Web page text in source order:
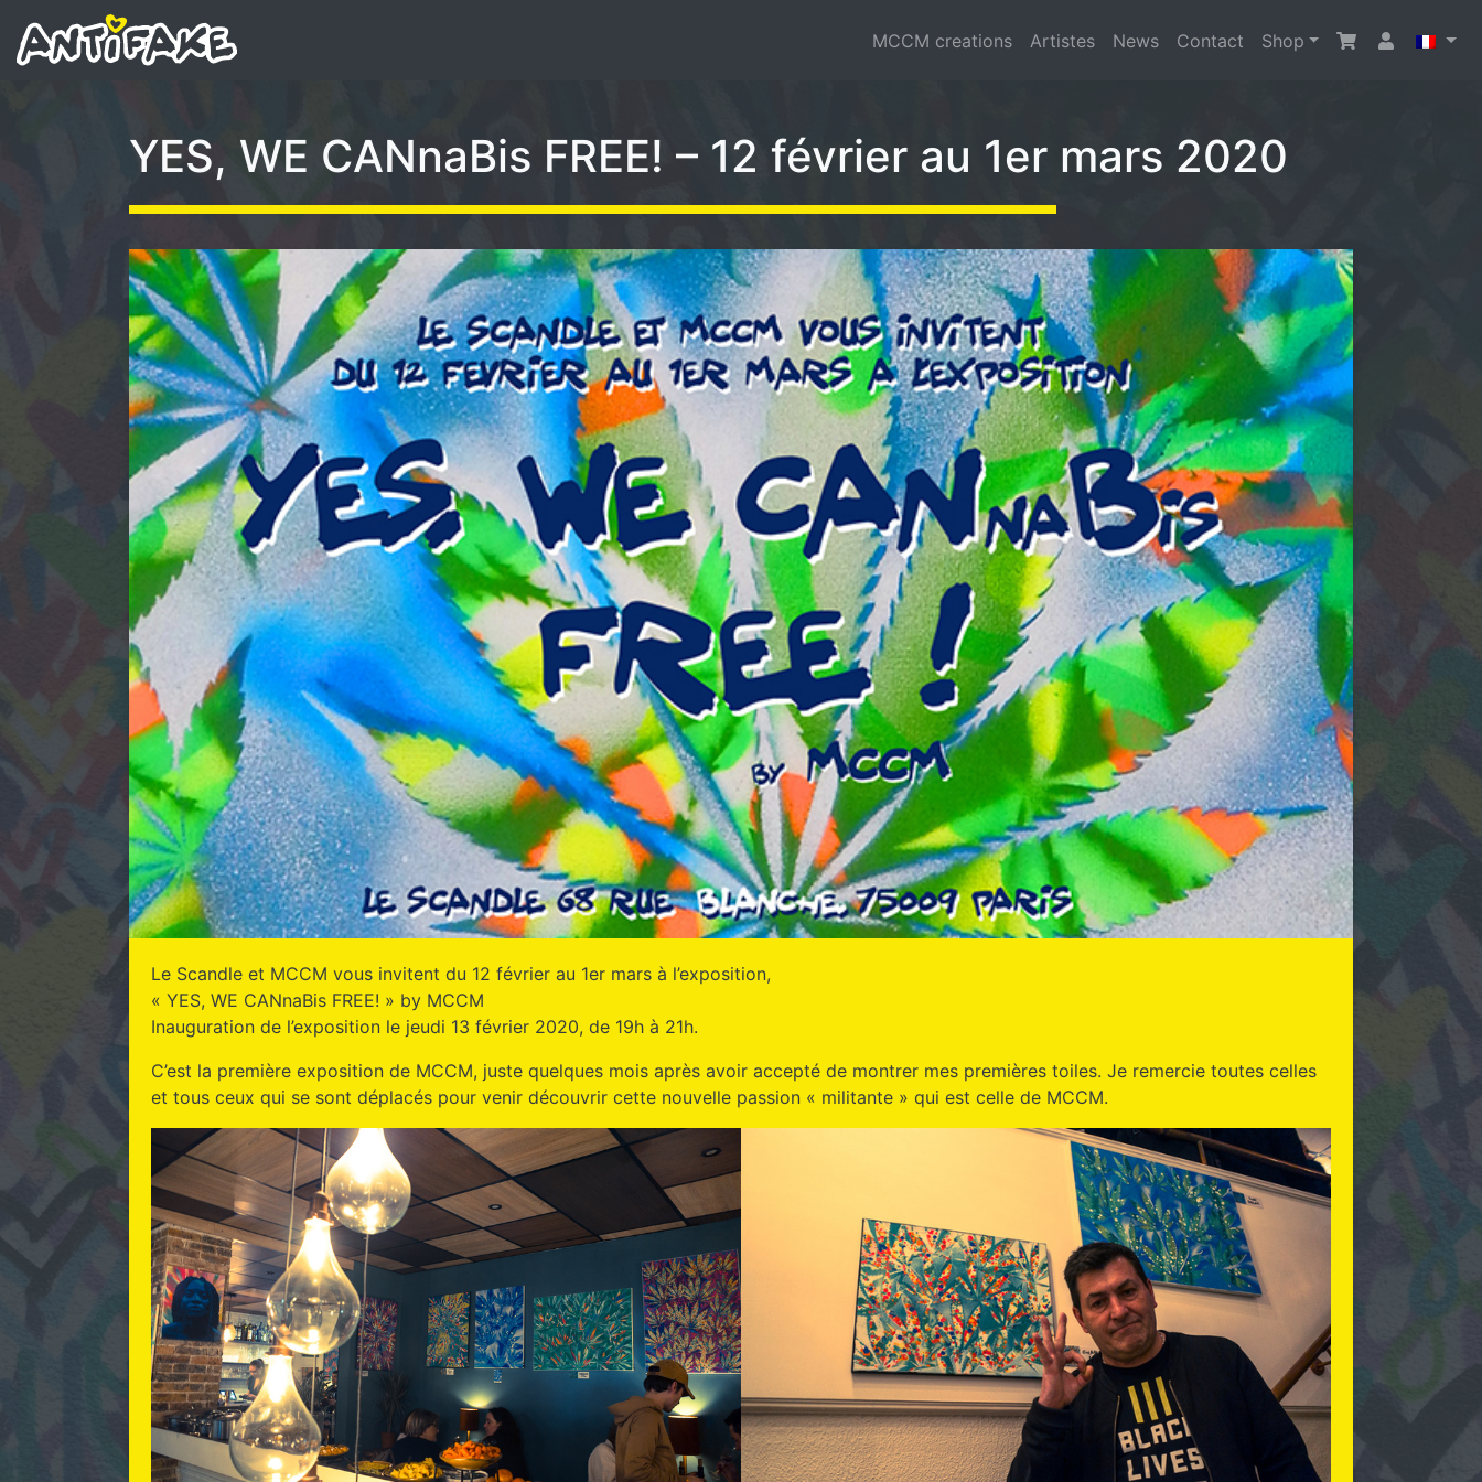
MCCM creations Artistes News Contact Shop
YES, WE CANnaBis FREE! – 12 février au 1er mars 2020
Le Scandle et MCCM vous invitent du 12 février au 1er mars à l’exposition,
« YES, WE CANnaBis FREE! » by MCCM
Inauguration de l’exposition le jeudi 13 février 2020, de 19h à 21h.
C’est la première exposition de MCCM, juste quelques mois après avoir accepté de montrer mes premières toiles. Je remercie toutes celles
et tous ceux qui se sont déplacés pour venir découvrir cette nouvelle passion « militante » qui est celle de MCCM.